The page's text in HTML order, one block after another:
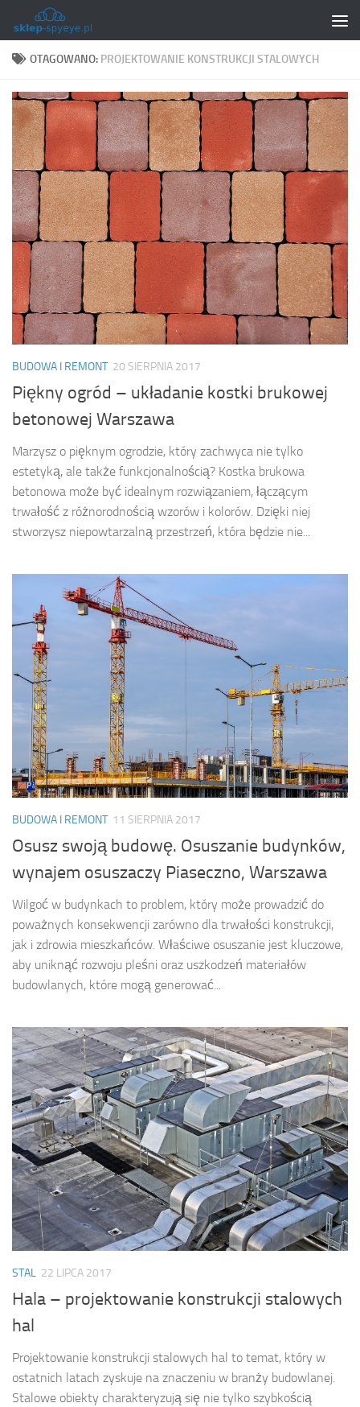
Skip to content
OTAGOWANO: PROJEKTOWANIE KONSTRUKCJI STALOWYCH
BUDOWA I REMONT 20 SIERPNIA 2017
Piękny ogród – układanie kostki brukowej
betonowej Warszawa
Marzysz o pięknym ogrodzie, który zachwyca nie tylko
estetyką, ale także funkcjonalnością? Kostka brukowa
betonowa może być idealnym rozwiązaniem, łączącym
trwałość z różnorodnością wzorów i kolorów. Dzięki niej
stworzysz niepowtarzalną przestrzeń, która będzie nie...
BUDOWA I REMONT 11 SIERPNIA 2017
Osusz swoją budowę. Osuszanie budynków,
wynajem osuszaczy Piaseczno, Warszawa
Wilgoć w budynkach to problem, który może prowadzić do
poważnych konsekwencji zarówno dla trwałości konstrukcji,
jak i zdrowia mieszkańców. Właściwe osuszanie jest kluczowe,
aby uniknąć rozwoju pleśni oraz uszkodzeń materiałów
budowlanych, które mogą generować...
STAL 22 LIPCA 2017
Hala – projektowanie konstrukcji stalowych
hal
Projektowanie konstrukcji stalowych hal to temat, który w
ostatnich latach zyskuje na znaczeniu w branży budowlanej.
Stalowe obiekty charakteryzują się nie tylko szybkością